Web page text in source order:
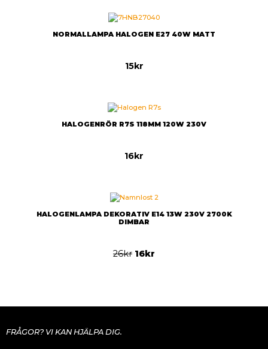
NORMALLAMPA HALOGEN E27 40W MATT
15kr
HALOGENRÖR R7S 118MM 120W 230V
16kr
HALOGENLAMPA DEKORATIV E14 13W 230V 2700K
DIMBAR
26kr 16kr
FRÅGOR? VI KAN HJÄLPA DIG.